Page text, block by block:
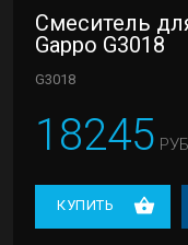
Смеситель
Gappo G3018
G3018
18245
КУПИТЬ